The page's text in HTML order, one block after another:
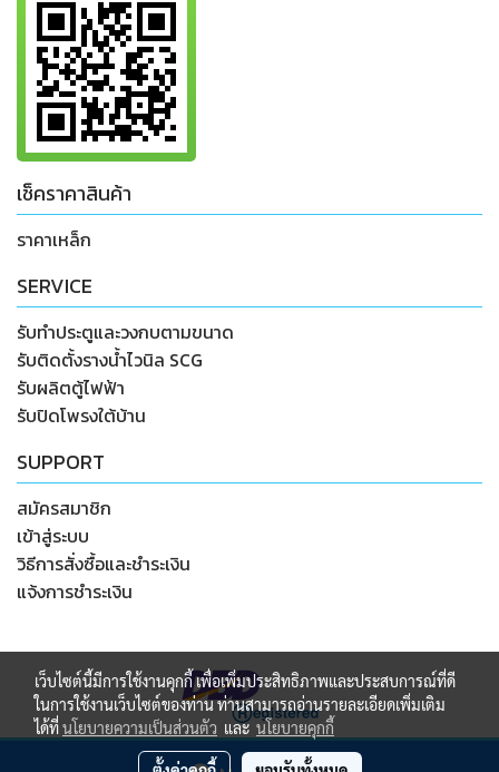
เช็คราคาสินค้า
ราคาเหล็ก
SERVICE
รับทำประตูและวงกบตามขนาด
รับติดตั้งรางน้ำไวนิล SCG
รับผลิตตู้ไฟฟ้า
รับปิดโพรงใต้บ้าน
SUPPORT
สมัครสมาชิก
เข้าสู่ระบบ
วิธีการสั่งซื้อและชำระเงิน
แจ้งการชำระเงิน
© Copyright 2018 All Rights Reserved. wongguru.com
เว็บไซต์นี้มีการใช้งานคุกกี้ เพื่อเพิ่มประสิทธิภาพและประสบการณ์ที่ดี
ในการใช้งานเว็บไซต์ของท่าน ท่านสามารถอ่านรายละเอียดเพิ่มเติม
ได้ที่นโยบายความเป็นส่วนตัว และ นโยบายคุกกี้